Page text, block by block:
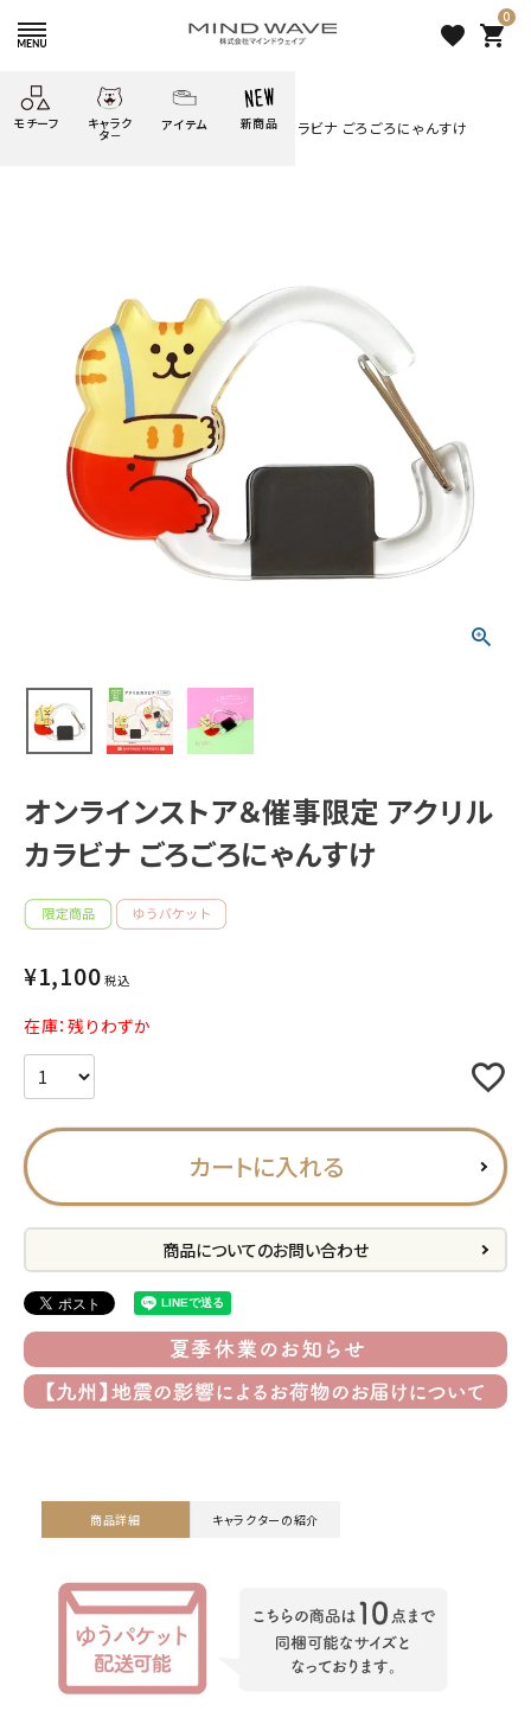
favorite
0
shopping_cart
モチーフ キャラク
タ－
だっとちゃん ばいばいべあ
ようこそ
かわうそ
ゆるあにまる
ツンダちゃん
一期一会
アイテム
文具小物 筆記用具等
モバイル
アイテム
新商品 search
オンラインストア＆催事限定
アクリルカラビナ ごろごろにゃ
（税込）
モチーフから探す
アイテムから探す
INFORMATION
お知らせ
ご利用ガイド
よくあるご質問
プライバシーポリシー
特定商取引法について
お問い合わせ
ようこそ ゲスト 様
meeting_room person 会員登録
HOME
すべての商品
オンラインストア＆催事限定 アクリルカラビナ ごろごろにゃんすけ
オンラインストア＆催事限定 アクリル
カラビナ ごろごろにゃんすけ
¥1,100 税込
在庫：残りわずか
カートに入れる
商品についてのお問い合わせ
商品詳細 キャラクターの紹介